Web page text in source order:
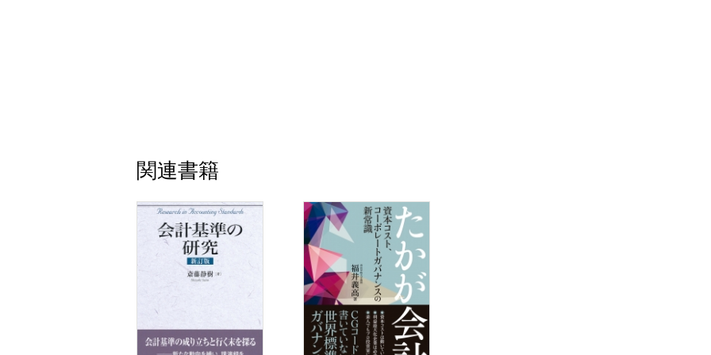
１ はじめに
２ のれん価値の形成と実現
３ 取得のれんと自己創設のれん
４ 経済的所得と整合的なのれんの資本・利益認識
５ のれんはなぜ存在するのか
６ 自己創設のれん非認識・取得のれん償却の有用性
７ おわりに
補論 のれんの資本・利益認識：現金支払による場合
第12章 企業結合の会計基準（1）：のれんの認識と評価
関連書籍